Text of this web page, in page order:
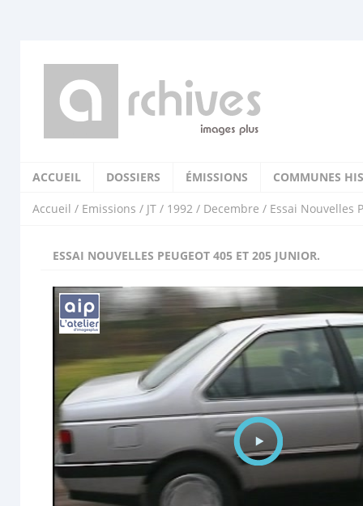
ACCUEIL DOSSIERS ÉMISSIONS COMMUNES
Accueil / Emissions / JT / 1992 / Decembre / Essai Nouvelles
ESSAI NOUVELLES PEUGEOT 405 ET 205 JUNIOR.